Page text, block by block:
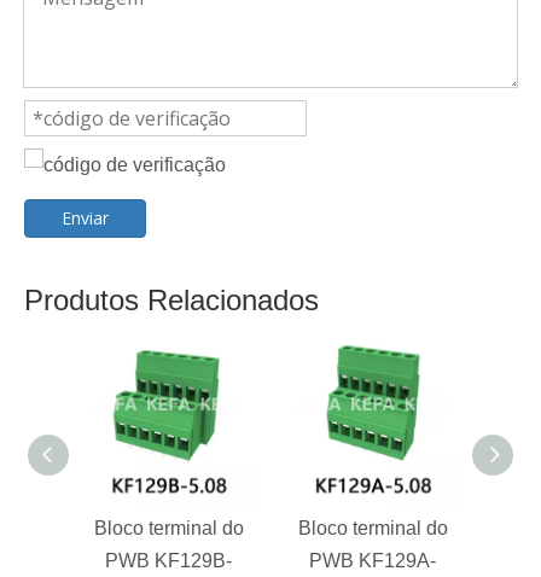
Enviar
Produtos Relacionados
Bloco terminal do
PWB KF129B-
Bloco terminal do
PWB KF129A-